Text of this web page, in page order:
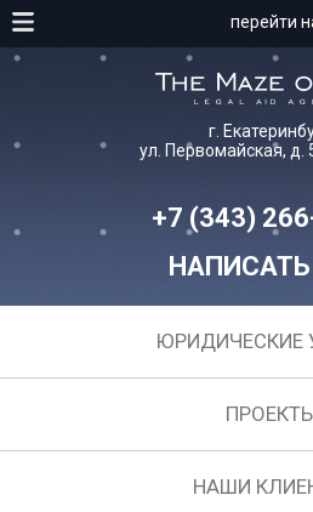
перейти
г.
ул. Первомайская, д.
+7 (343)
ЮРИДИЧЕСКИЕ
НАШИ